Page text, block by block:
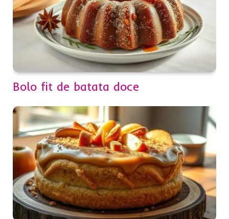
Bolo fit de batata doce